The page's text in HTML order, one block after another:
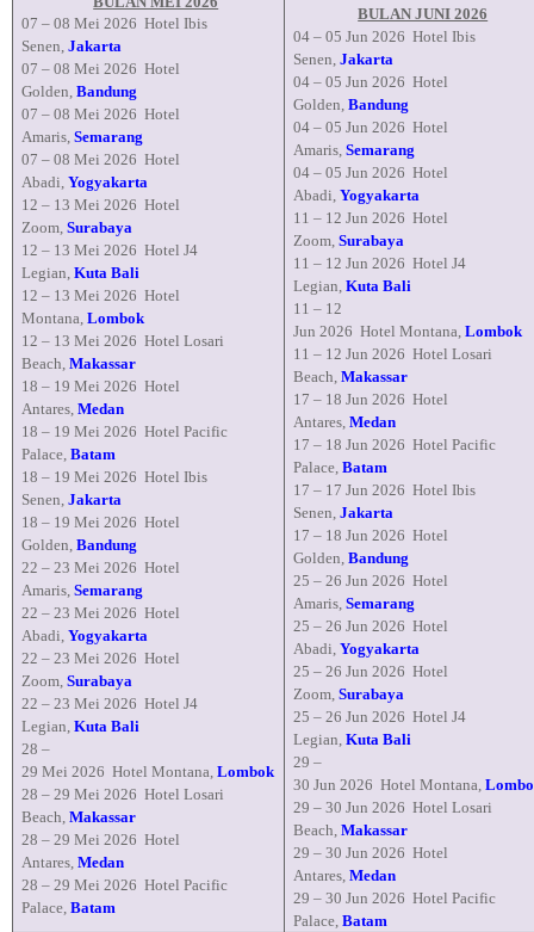
07 –08 Mei 2026Hotel Ibis
Senen,Jakarta
07 –08 Mei 2026Hotel
Golden,Bandung
07 –08 Mei 2026 Hotel
Amaris,Semarang
07 –08 Mei 2026Hotel
Abadi,Yogyakarta
12– 13 Mei 2026Hotel
Zoom,Surabaya
12– 13 Mei 2026Hotel J4
Legian,Kuta Bali
12– 13 Mei 2026Hotel
Montana,Lombok
12 – 13 Mei 2026 Hotel Losari
Beach,Makassar
18 – 19 Mei 2026Hotel
Antares,Medan
18 – 19 Mei 2026 Hotel Pacific
Palace,Batam
18 – 19 Mei 2026 Hotel Ibis
Senen,Jakarta
18 – 19 Mei 2026 Hotel
Golden,Bandung
22 – 23 Mei 2026 Hotel
Amaris,Semarang
22 –23 Mei 2026 Hotel
Abadi,Yogyakarta
22 – 23 Mei 2026 Hotel
Zoom,Surabaya
22 –23 Mei 2026 Hotel J4
Legian,Kuta Bali
28 –
29 Mei 2026 HotelMontana,Lombok
28 – 29 Mei 2026 Hotel Losari
Beach,Makassar
28 – 29 Mei 2026 Hotel
Antares,Medan
28 – 29 Mei 2026 Hotel Pacific
Palace,Batam
BULAN JUNI 2026
04 –05 Jun 2026 Hotel Ibis
Senen,Jakarta
04 – 05 Jun 2026 Hotel
Golden,Bandung
04 – 05 Jun 2026 Hotel
Amaris,Semarang
04 –05 Jun 2026 Hotel
Abadi,Yogyakarta
11 – 12 Jun 2026 Hotel
Zoom,Surabaya
11 – 12Jun 2026 Hotel J4
Legian,Kuta Bali
11 – 12
Jun 2026 HotelMontana,Lombok
11 – 12 Jun 2026 Hotel Losari
Beach,Makassar
17 – 18 Jun 2026 Hotel
Antares,Medan
17 – 18 Jun 2026 Hotel Pacific
Palace,Batam
17 – 17 Jun 2026 Hotel Ibis
Senen,Jakarta
17 – 18 Jun 2026 Hotel
Golden,Bandung
25 –26 Jun 2026 Hotel
Amaris,Semarang
25 –26 Jun 2026 Hotel
Abadi,Yogyakarta
25 –26 Jun 2026 Hotel
Zoom,Surabaya
25 –26 Jun 2026 Hotel J4
Legian,Kuta Bali
29 –
30 Jun 2026 HotelMontana,
29 – 30 Jun 2026 Hotel Losari
Beach,Makassar
29 – 30 Jun 2026 Hotel
Antares,Medan
29 – 30 Jun 2026Hotel Pacific
Palace,Batam